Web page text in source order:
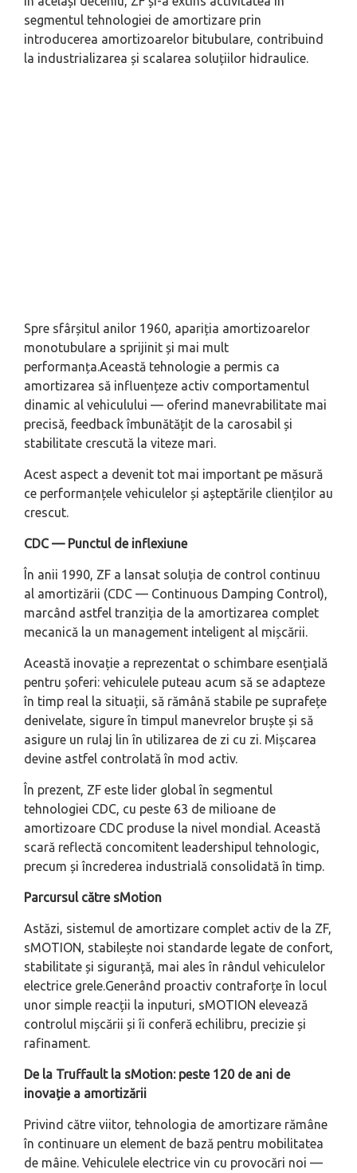
segmentul tehnologiei de amortizare prin
introducerea amortizoarelor bitubulare, contribuind
la industrializarea și scalarea soluțiilor hidraulice.
Spre sfârșitul anilor 1960, apariția amortizoarelor
monotubulare a sprijinit și mai mult
performanța.Această tehnologie a permis ca
amortizarea să influențeze activ comportamentul
dinamic al vehiculului — oferind manevrabilitate mai
precisă, feedback îmbunătățit de la carosabil și
stabilitate crescută la viteze mari.
Acest aspect a devenit tot mai important pe măsură
ce performanțele vehiculelor și așteptările clienților au
crescut.
CDC — Punctul de inflexiune
În anii 1990, ZF a lansat soluția de control continuu
al amortizării (CDC — Continuous Damping Control),
marcând astfel tranziția de la amortizarea complet
mecanică la un management inteligent al mișcării.
Această inovație a reprezentat o schimbare esențială
pentru șoferi: vehiculele puteau acum să se adapteze
în timp real la situații, să rămână stabile pe suprafețe
denivelate, sigure în timpul manevrelor bruște și să
asigure un rulaj lin în utilizarea de zi cu zi. Mișcarea
devine astfel controlată în mod activ.
În prezent, ZF este lider global în segmentul
tehnologiei CDC, cu peste 63 de milioane de
amortizoare CDC produse la nivel mondial. Această
scară reflectă concomitent leadershipul tehnologic,
precum și încrederea industrială consolidată în timp.
Parcursul către sMotion
Astăzi, sistemul de amortizare complet activ de la ZF,
sMOTION, stabilește noi standarde legate de confort,
stabilitate și siguranță, mai ales în rândul vehiculelor
electrice grele.Generând proactiv contraforțe în locul
unor simple reacții la inputuri, sMOTION elevează
controlul mișcării și îi conferă echilibru, precizie și
rafinament.
De la Truffault la sMotion: peste 120 de ani de
inovație a amortizării
Privind către viitor, tehnologia de amortizare rămâne
în continuare un element de bază pentru mobilitatea
de mâine. Vehiculele electrice vin cu provocări noi —